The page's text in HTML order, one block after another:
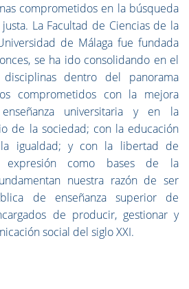
comprometidos en la búsqueda
La Facultad de Ciencias de la
de Málaga fue fundada
se ha ido consolidando en el
dentro del panorama
comprometidos con la mejora
universitaria y en la
de la sociedad; con la educación
igualdad; y con la libertad de
expresión como bases de la
nuestra razón de ser
de enseñanza superior de
de producir, gestionar y
social del siglo XXI.